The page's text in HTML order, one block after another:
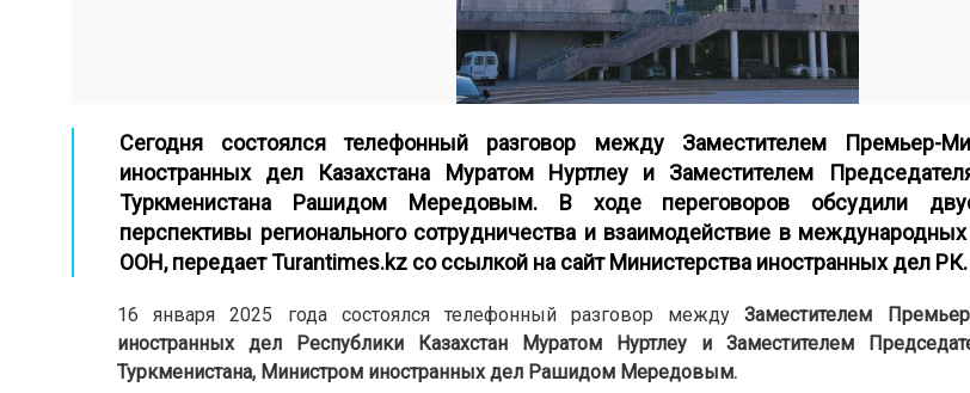
Сегодня состоялся телефонный разговор между Заместителем Премьер-
иностранных дел Казахстана Муратом Нуртлеу и Заместителем
Туркменистана Рашидом Мередовым. В ходе переговоров обсудили
перспективы регионального сотрудничества и взаимодействие в
ООН,передает Turantimes.kz со ссылкой на сайт Министерства иностранных дел РК.
16 января 2025 года состоялся телефонный разговор междуЗаместителем
иностранных дел Республики Казахстан Муратом Нуртлеу и Заместителем
Туркменистана, Министром иностранных дел Рашидом Мередовым.